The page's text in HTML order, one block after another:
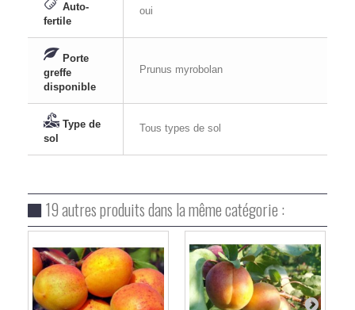
Auto-
fertile
oui
Porte
greffe
disponible
Prunus myrobolan
Type de
sol
Tous types de sol
19 autres produits dans la même catégorie :